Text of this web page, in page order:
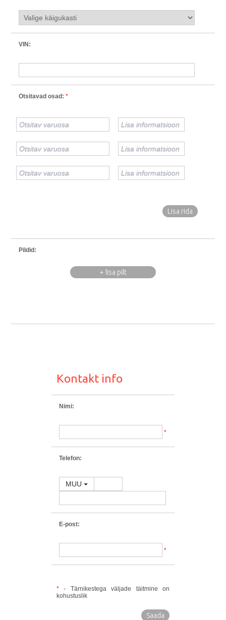
VIN:
Otsitavad osad: *
Lisa rida
Pildid:
+ lisa pilt
Kontakt info
Nimi:
*
Telefon:
MUU
E-post:
*
* - Tärnikestega väljade täitmine on
kohustuslik